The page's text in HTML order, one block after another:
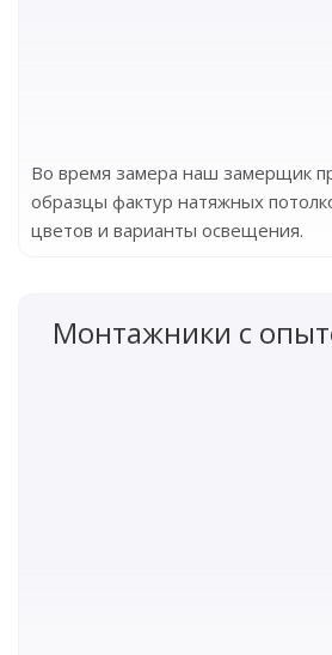
Во время замера наш замерщик
образцы фактур натяжных
цветов и варианты освещения.
Монтажники с